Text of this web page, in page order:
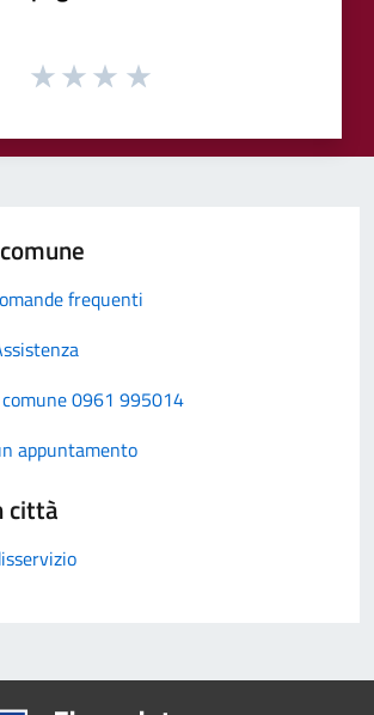
frequenti
0961 995014
appuntamento
città